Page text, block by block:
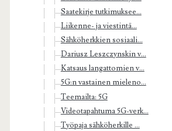
Saatekirje tutkimuksee...
Liikenne- ja viestintä...
Sähköherkkien sosiaali...
Dariusz Leszczynskin v...
Katsaus langattomien v...
5G:n vastainen mieleno...
Teemailta: 5G
Videotapahtuma 5G-verk...
Työpaja sähköherkille ...